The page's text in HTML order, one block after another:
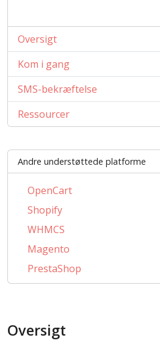
Oversigt
Kom i gang
SMS-bekræftelse
Ressourcer
Andre understøttede platforme
OpenCart
Shopify
WHMCS
Magento
PrestaShop
BigCommerce
CubeCart
Oversigt